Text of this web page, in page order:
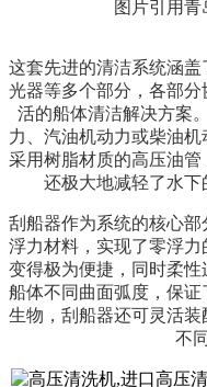
图片引用
这套先进的清洁系统涵
光器等多个部分，各部
活的船体清洁解决方案
力、汽油机动力或柴油
采用树脂材质的高压油管
还极大地减轻了水下
刮船器作为系统的核心
浮力材料，实现了零浮
变得极为便捷，同时柔
船体不同曲面弧度，保
生物，刮船器还可灵活
不